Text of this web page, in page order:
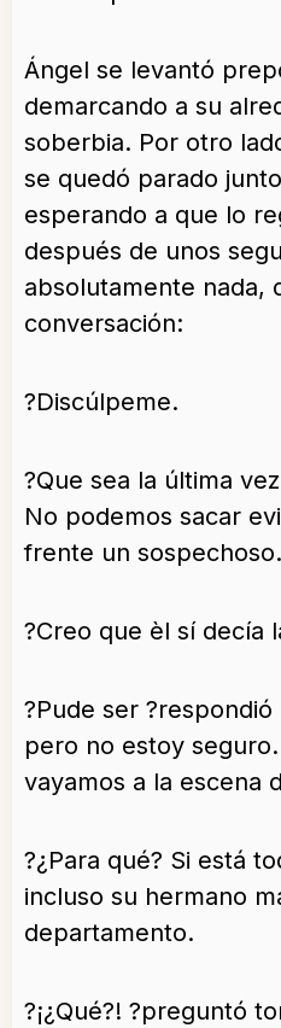
Ángel se levantó
demarcando a su
soberbia. Por otro
se quedó parado
esperando a que lo
después de unos
absolutamente nada,
conversación:
?Discúlpeme.
?Que sea la última
No podemos sacar
frente un sospechoso.
?Creo que èl sí decía
?Pude ser
pero no estoy
vayamos a la escena
?¿Para qué? Si está
incluso su hermano
departamento.
?¡¿Qué?! ?preguntó